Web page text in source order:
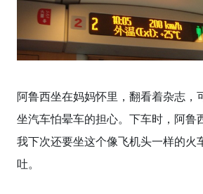
阿鲁西坐在妈妈怀里，翻看着杂志，
坐汽车怕晕车的担心。下车时，阿鲁
我下次还要坐这个像飞机头一样的火
吐。